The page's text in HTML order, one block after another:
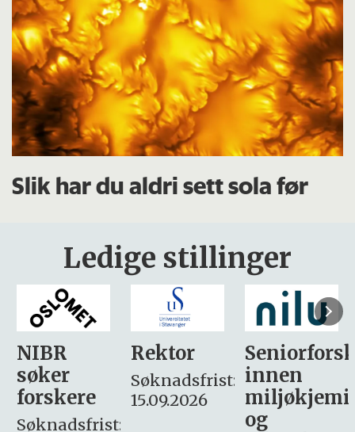
Slik har du aldri sett sola før
Ledige stillinger
Rektor
Søknadsfrist:
15.09.2026
Seniorforsker
innen
miljøkjemi
søker
– fast